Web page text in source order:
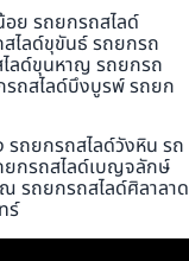
อย รถยกรถสไลด์
ไลด์ขุขันธ์ รถยกรถ
ลด์ขุนหาญ รถยกรถ
ถสไลด์บึงบูรพ์ รถยก
รถยกรถสไลด์วังหิน รถ
ยกรถสไลด์เบญจลักษ์
รถยกรถสไลด์ศิลาลาด
ร์